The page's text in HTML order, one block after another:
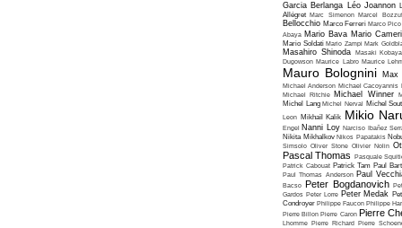
Garcia Berlanga Léo Joannon
Allégret Marc Simenon Marcel
Bellocchio Marco Ferreri Marco Pico
Abaya Mario Bava Mario
Mario Soldati Mario Zampi Mark
Masahiro Shinoda Masaki
Dugowson Maurice Labro Maurice
Mauro Bolognini Max
Michael Anderson Michael Cacoyannis
Michael Ritchie Michael Winner
Michel Lang Michel Nerval Michel
Leon Mikhaïl Kalik Mikio
Engel Nanni Loy Narciso Ibañez
Nikita Mikhalkov Nikos Papatakis
Simsolo Oliver Stone Olivier Nolin
Pascal Thomas Pasquale
Patrick Cabouat Patrick Tam Paul
Paul Thomas Anderson Paul
Bacso Peter Bogdanovich
Gardos Peter Lorre Peter Medak
Condroyer Philippe Faucon Philippe
Pierre Billon Pierre Caron Pierre
Lhomme Pierre Richard Pierre